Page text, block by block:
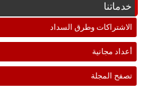
خدماتنا
الاشتراكات وطرق السداد
أعداد مجانية
تصفح المجلة